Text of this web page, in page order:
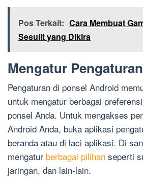
Pos Terkait: Cara Membuat
Sesulit yang Dikira
Mengatur Pengaturan
Pengaturan di ponsel Android
untuk mengatur berbagai
ponsel Anda. Untuk mengakses
Android Anda, buka aplikasi
beranda atau di laci aplikasi. Di
mengatur berbagai pilihan seperti
jaringan, dan lain-lain.